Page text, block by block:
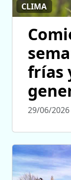
CLIMA
frías
29/06/2026